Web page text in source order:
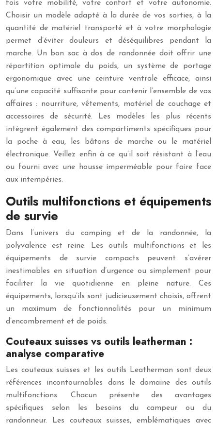
fois votre mobilité, votre confort et votre autonomie.
Choisir un modèle adapté à la durée de vos sorties, à la
quantité de matériel transporté et à votre morphologie
permet d’éviter douleurs et déséquilibres pendant la
marche. Un bon sac à dos de randonnée doit offrir une
répartition optimale du poids, un système de portage
ergonomique avec une ceinture ventrale efficace, ainsi
qu’une capacité suffisante pour contenir l’ensemble de vos
affaires : nourriture, vêtements, matériel de couchage et
accessoires de sécurité. Les modèles les plus récents
intègrent également des compartiments spécifiques pour
la poche à eau, les bâtons de marche ou le matériel
électronique. Veillez enfin à ce qu’il soit résistant à l’eau
ou fourni avec une housse imperméable pour faire face
aux intempéries.
Outils multifonctions et équipements
de survie
Dans l’univers du camping et de la randonnée, la
polyvalence est reine. Les outils multifonctions et les
équipements de survie compacts peuvent s’avérer
inestimables en situation d’urgence ou simplement pour
faciliter la vie quotidienne en pleine nature. Ces
équipements, lorsqu’ils sont judicieusement choisis, offrent
un maximum de fonctionnalités pour un minimum
d’encombrement et de poids.
Couteaux suisses vs outils leatherman :
analyse comparative
Les couteaux suisses et les outils Leatherman sont deux
références incontournables dans le domaine des outils
multifonctions. Chacun présente des avantages
spécifiques selon les besoins du campeur ou du
randonneur. Les couteaux suisses, emblématiques avec